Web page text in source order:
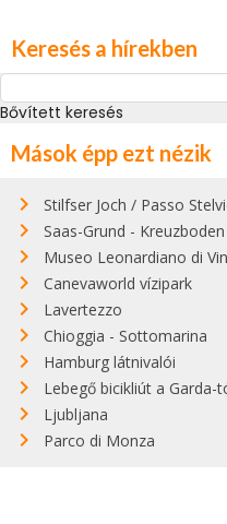
Keresés a hírekben
Bővített keresés
Mások épp ezt nézik
Stilfser Joch / Passo
Saas-Grund - Kreuzboden
Museo Leonardiano di
Canevaworld vízipark
Lavertezzo
Chioggia - Sottomarina
Hamburg látnivalói
Lebegő bicikliút a Garda-
Ljubljana
Parco di Monza